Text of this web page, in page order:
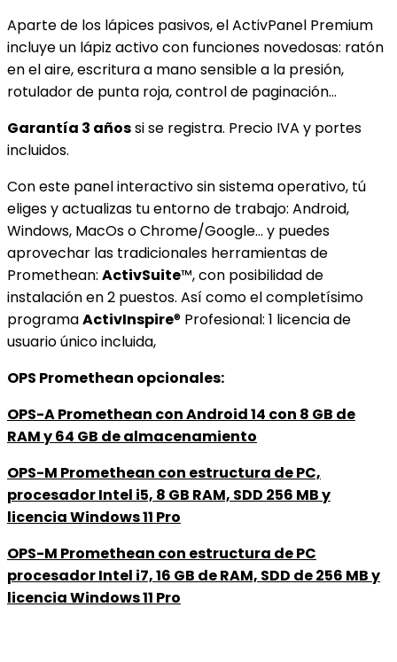
Aparte de los lápices pasivos, el ActivPanel Premium
incluye un lápiz activo con funciones novedosas: ratón
en el aire, escritura a mano sensible a la presión,
rotulador de punta roja, control de paginación…
Garantía 3 añossi se registra. Precio IVA y portes
incluidos.
Con este panel interactivo sin sistema operativo, tú
eliges y actualizas tu entorno de trabajo: Android,
Windows, MacOs o Chrome/Google… y puedes
aprovechar las tradicionales herramientas de
Promethean: ActivSuite™, con posibilidad de
instalación en 2 puestos. Así como el completísimo
programaActivInspire® Profesional: 1 licencia de
usuario único incluida,
OPS Promethean opcionales:
OPS-A Promethean con Android 14 con 8 GB de
RAM y 64 GB de almacenamiento
OPS-M Promethean con estructura de PC,
procesador Intel i5, 8 GB RAM, SDD 256 MB y
licencia Windows 11 Pro
OPS-M Promethean con estructura de PC
procesador Intel i7, 16 GB de RAM, SDD de 256 MB y
licencia Windows 11 Pro